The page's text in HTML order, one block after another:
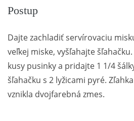
Postup
Dajte zachladiť servírovaciu
veľkej miske, vyšľahajte
kusy pusinky a pridajte 1 1/4
šľahačku s 2 lyžicami pyré.
vznikla dvojfarebná zmes.